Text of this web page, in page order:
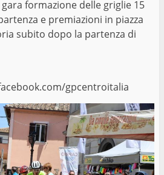
formazione delle griglie 15
e premiazioni in piazza
subito dopo la partenza di
gpcentroitalia